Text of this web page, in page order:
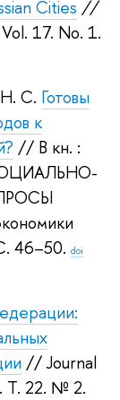
Cities //
Vol. 17. No. 1.
С. Готовы
к
// В кн. :
46–50. doi
// Journal
Т. 22. № 2.